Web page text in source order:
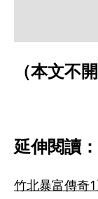
（本文不
延伸閱讀：
竹北暴富傳奇